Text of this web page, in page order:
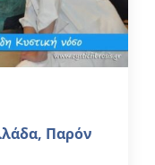
Παρόν